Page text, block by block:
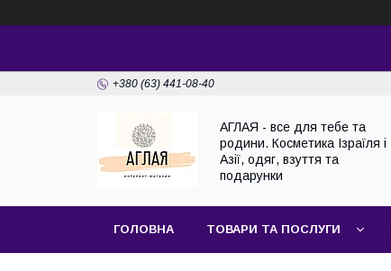
+380 (63) 441-08-40
АГЛАЯ - все для тебе та
родини. Косметика Ізраїля і
Азії, одяг, взуття та
подарунки
ГОЛОВНА ТОВАРИ ТА ПОСЛУГИ